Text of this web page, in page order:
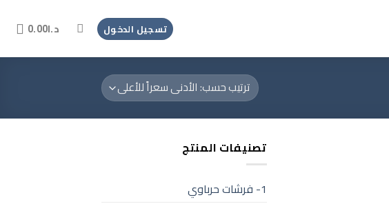
تسجيل الدخول د.ا0.00
تصنيفات المنتج
1- فرشات حرباوي